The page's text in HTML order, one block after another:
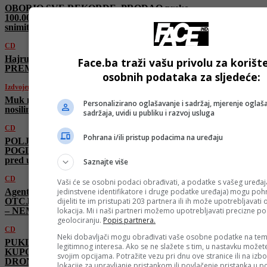
OBORIO SVE REKORDE, PRODAO preko
100.000 knjiga! Hukanović: “U Hollywoodu će
snimiti film o meni!”
CD
Hajrudin Salihović: “Volimo te, Bosno” |
PREMIJERA 6. 6. 2026.
Izdvojeno
Muk na Koševu: Reprezentativac BiH na
nosilima iznesen s terena
CD
POLJEM SE ŠIRI MIRIS LJILJANA!
POGLEDAJTE NESTVARNU atmosferu
pred utakmicu “Zmajeva”! Koševo GRMI!
CD
Agent Kugla: „Kakav Murphy,
OTCJEPLJENJE, OHR i TREĆI ENTITET
– NEMAMO SLIČICA!“
CD
PUKLO SRCE izraelske ŽELJEZNE
KUPOLE! Iran ISPALIO RAKETE i
DRONOVE! Gori Bliski istok!
Face.ba traži vašu privolu za
osobnih podataka za sljedeće:
Personalizirano oglašavanje i sadržaj, mjerenje
sadržaja, uvidi u publiku i razvoj usluga
Pohrana i/ili pristup podacima na uređaju
Saznajte više
Vaši će se osobni podaci obrađivati, a podatke s vašeg
jedinstvene identifikatore i druge podatke uređaja) mogu
dijeliti te im pristupati 203 partnera ili ih može upotrebljavati
lokacija. Mi i naši partneri možemo upotrebljavati precizne
geolociranju. Popis partnera.
Neki dobavljači mogu obrađivati vaše osobne podatke na
legitimnog interesa. Ako se ne slažete s tim, u nastavku
svojim opcijama. Potražite vezu pri dnu ove stranice ili na